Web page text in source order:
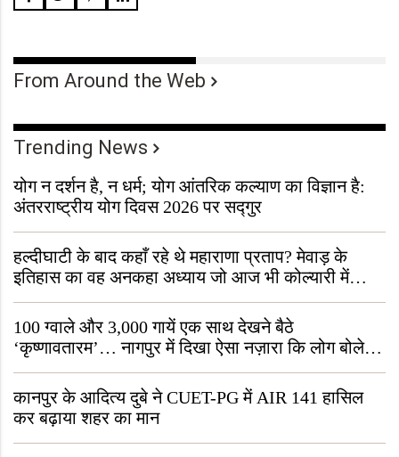
From Around the Web
Trending News
योग न दर्शन है, न धर्म; योग आंतरिक कल्याण का विज्ञान है:
अंतरराष्ट्रीय योग दिवस 2026 पर सद्गुर
हल्दीघाटी के बाद कहाँ रहे थे महाराणा प्रताप? मेवाड़ के
इतिहास का वह अनकहा अध्याय जो आज भी कोल्यारी में
जीवित है
100 ग्वाले और 3,000 गायें एक साथ देखने बैठे
‘कृष्णावतारम’… नागपुर में दिखा ऐसा नज़ारा कि लोग बोले,
“ऐसा तो सिर्फ़ कृष्ण ही कर सकते हैं”
कानपुर के आदित्य दुबे ने CUET-PG में AIR 141 हासिल
कर बढ़ाया शहर का मान